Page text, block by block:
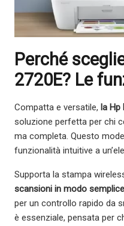
Perché
2720E? Le
Compatta e versatile, la Hp
soluzione perfetta per chi
ma completa. Questo
funzionalità intuitive a
Supporta la stampa
scansioni in modo semplice
per un controllo rapido da
è essenziale, pensata per